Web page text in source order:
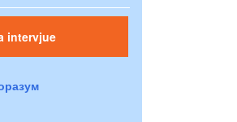
intervjue